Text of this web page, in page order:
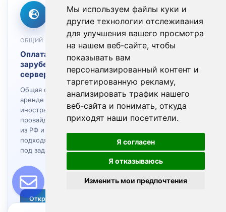
Мы используем файлы куки и
другие технологии отслеживания
для улучшения вашего просмотра
на нашем веб-сайте, чтобы
показывать вам
персонализированный контент и
таргетированную рекламу,
анализировать трафик нашего
веб-сайта и понимать, откуда
приходят наши посетители.
Я согласен
Я отказываюсь
Изменить мои предпочтения
ОБЩИЙ СЦЕНАРИЙ
Оплата
зарубежного
сервера из России
Общая страница по
аренде серверов у
иностранных
провайдеров, оплате
из РФ и выбору
подходящей площадки
под задачу.
Открыть
OVH оплата из
России
Как арендовать
OVHcloud из РФ, как
организовать оплату и
что обычно имеют в
виду под OVH через